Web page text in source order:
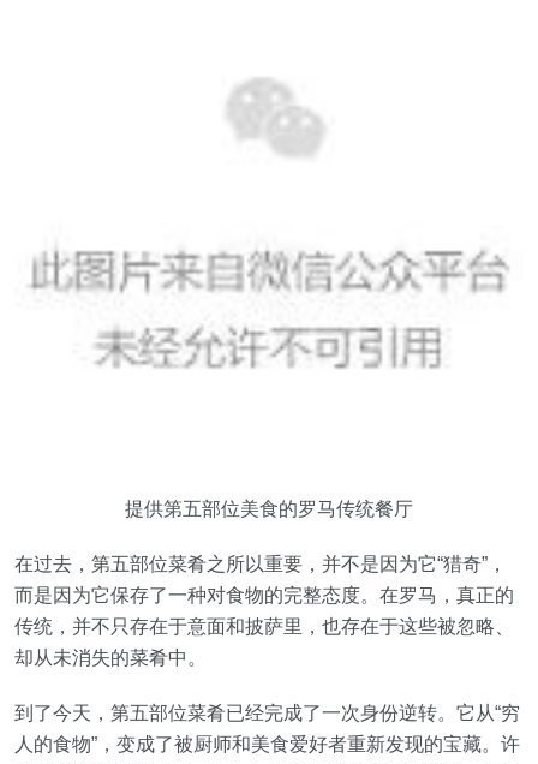
提供第五部位美食的罗马传统餐厅
在过去，第五部位菜肴之所以重要，并不是因为它“猎奇”，
而是因为它保存了一种对食物的完整态度。在罗马，真正的
传统，并不只存在于意面和披萨里，也存在于这些被忽略、
却从未消失的菜肴中。
到了今天，第五部位菜肴已经完成了一次身份逆转。它从“穷
人的食物”，变成了被厨师和美食爱好者重新发现的宝藏。许